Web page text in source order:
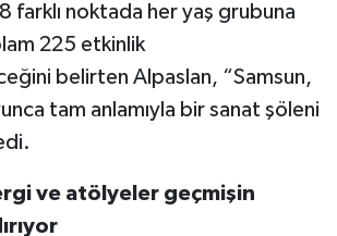
farklı noktada her yaş grubuna
225 etkinlik
belirten Alpaslan, “Samsun,
tam anlamıyla bir sanat şöleni
ve atölyeler geçmişin